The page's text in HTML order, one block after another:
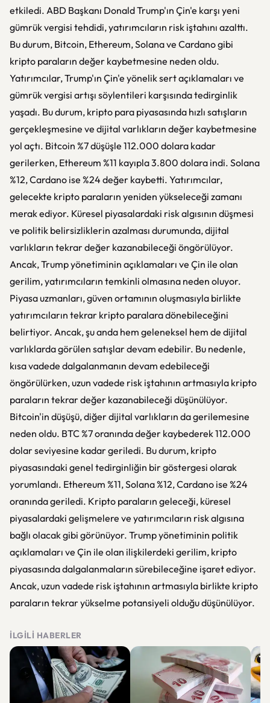
etkiledi. ABD Başkanı Donald Trump'ın Çin'e karşı yeni
gümrük vergisi tehdidi, yatırımcıların risk iştahını azalttı.
Bu durum, Bitcoin, Ethereum, Solana ve Cardano gibi
kripto paraların değer kaybetmesine neden oldu.
Yatırımcılar, Trump'ın Çin'e yönelik sert açıklamaları ve
gümrük vergisi artışı söylentileri karşısında tedirginlik
yaşadı. Bu durum, kripto para piyasasında hızlı satışların
gerçekleşmesine ve dijital varlıkların değer kaybetmesine
yol açtı. Bitcoin %7 düşüşle 112.000 dolara kadar
gerilerken, Ethereum %11 kayıpla 3.800 dolara indi. Solana
%12, Cardano ise %24 değer kaybetti. Yatırımcılar,
gelecekte kripto paraların yeniden yükseleceği zamanı
merak ediyor. Küresel piyasalardaki risk algısının düşmesi
ve politik belirsizliklerin azalması durumunda, dijital
varlıkların tekrar değer kazanabileceği öngörülüyor.
Ancak, Trump yönetiminin açıklamaları ve Çin ile olan
gerilim, yatırımcıların temkinli olmasına neden oluyor.
Piyasa uzmanları, güven ortamının oluşmasıyla birlikte
yatırımcıların tekrar kripto paralara dönebileceğini
belirtiyor. Ancak, şu anda hem geleneksel hem de dijital
varlıklarda görülen satışlar devam edebilir. Bu nedenle,
kısa vadede dalgalanmanın devam edebileceği
öngörülürken, uzun vadede risk iştahının artmasıyla kripto
paraların tekrar değer kazanabileceği düşünülüyor.
Bitcoin'in düşüşü, diğer dijital varlıkların da gerilemesine
neden oldu. BTC %7 oranında değer kaybederek 112.000
dolar seviyesine kadar geriledi. Bu durum, kripto
piyasasındaki genel tedirginliğin bir göstergesi olarak
yorumlandı. Ethereum %11, Solana %12, Cardano ise %24
oranında geriledi. Kripto paraların geleceği, küresel
piyasalardaki gelişmelere ve yatırımcıların risk algısına
bağlı olacak gibi görünüyor. Trump yönetiminin politik
açıklamaları ve Çin ile olan ilişkilerdeki gerilim, kripto
piyasasında dalgalanmaların sürebileceğine işaret ediyor.
Ancak, uzun vadede risk iştahının artmasıyla birlikte kripto
paraların tekrar yükselme potansiyeli olduğu düşünülüyor.
İLGILI HABERLER